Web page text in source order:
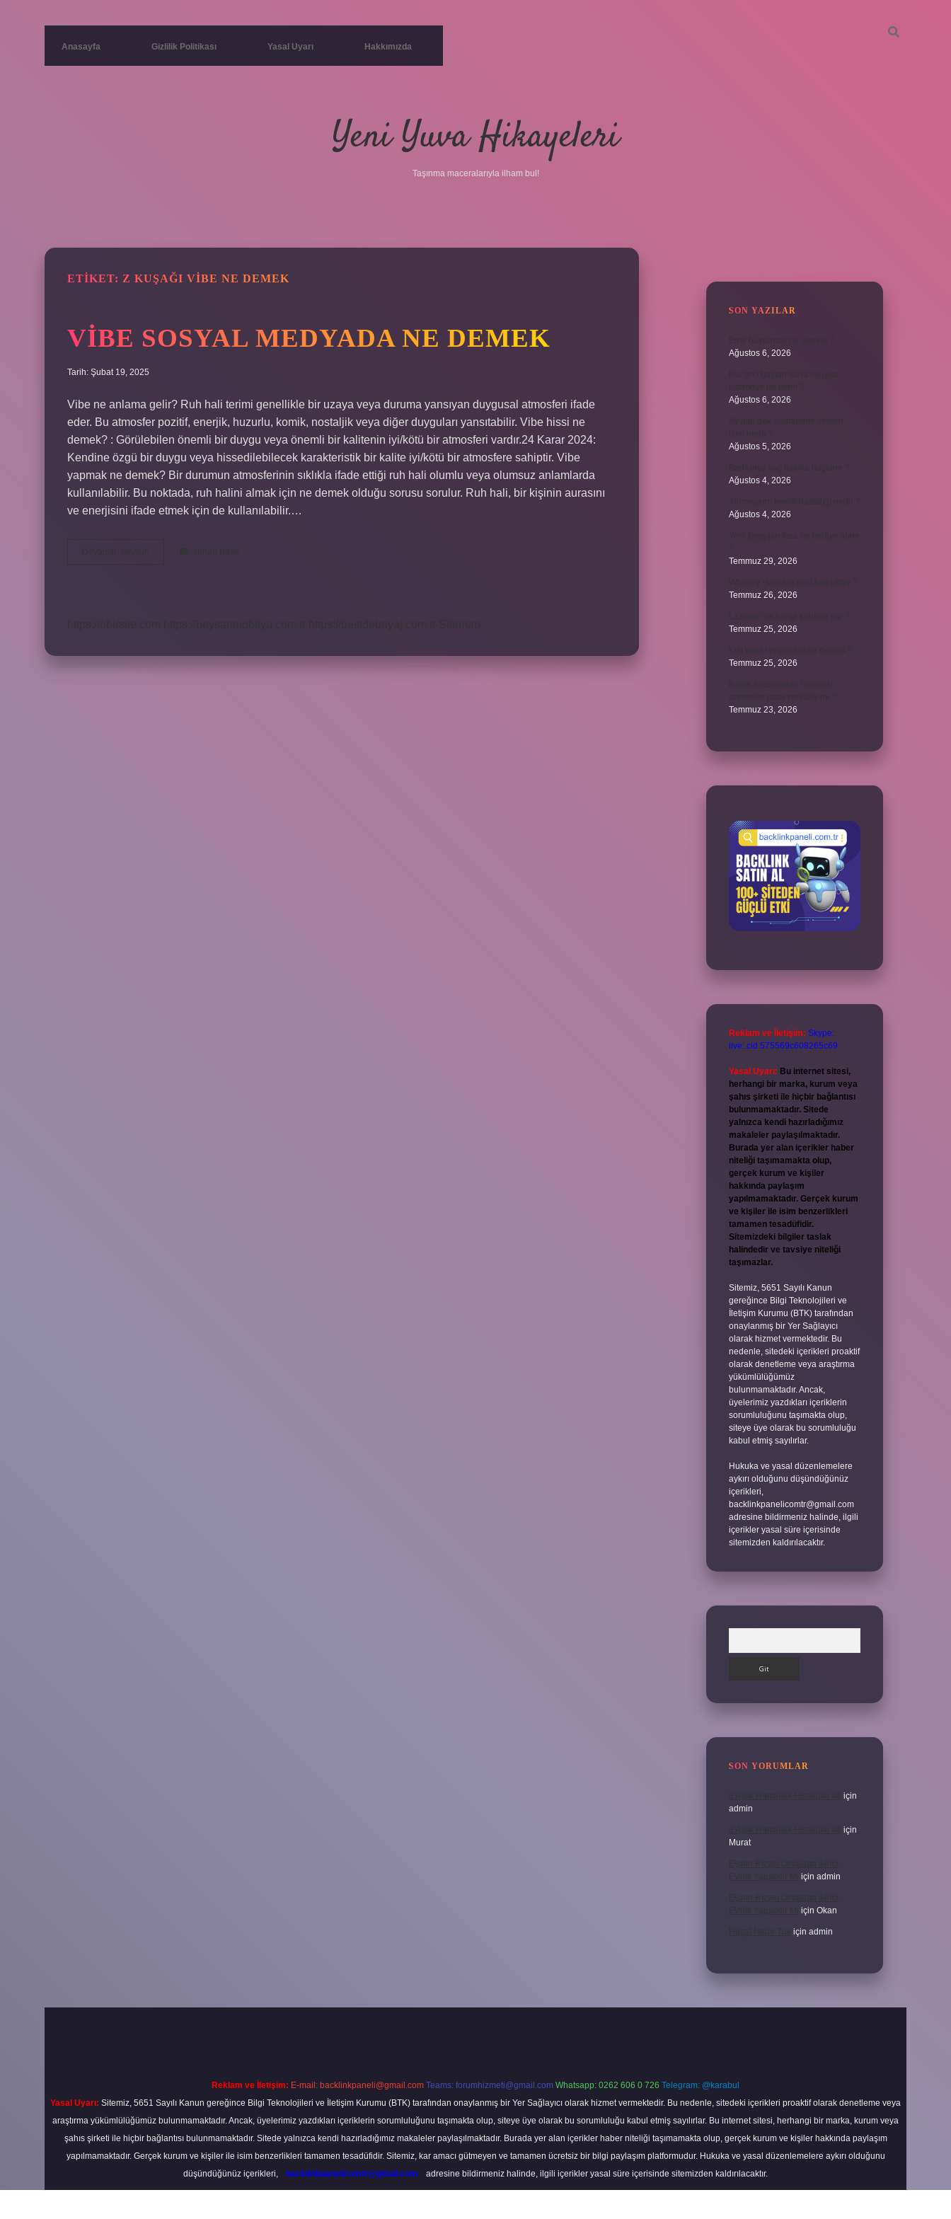
Anasayfa Gizlilik Politikası Yasal Uyarı Hakkımızda
Yeni Yuva Hikayeleri
Taşınma maceralarıyla ilham bul!
ETIKET: Z KUŞAĞI VIBE NE DEMEK
VIBE SOSYAL MEDYADA NE DEMEK
Tarih: Şubat 19, 2025
Vibe ne anlama gelir? Ruh hali terimi genellikle bir uzaya veya duruma yansıyan duygusal atmosferi ifade
eder. Bu atmosfer pozitif, enerjik, huzurlu, komik, nostaljik veya diğer duyguları yansıtabilir. Vibe hissi ne
demek? : Görülebilen önemli bir duygu veya önemli bir kalitenin iyi/kötü bir atmosferi vardır.24 Karar 2024:
Kendine özgü bir duygu veya hissedilebilecek karakteristik bir kalite iyi/kötü bir atmosfere sahiptir. Vibe
yapmak ne demek? Bir durumun atmosferinin sıklıkla ifade ettiği ruh hali olumlu veya olumsuz anlamlarda
kullanılabilir. Bu noktada, ruh halini almak için ne demek olduğu sorusu sorulur. Ruh hali, bir kişinin aurasını
ve enerjisini ifade etmek için de kullanılabilir.…
SON YAZILAR
Ağustos 6, 2026
Ağustos 6, 2026
Ağustos 5, 2026
Ağustos 4, 2026
Ağustos 4, 2026
Temmuz 29, 2026
Temmuz 26, 2026
Temmuz 25, 2026
Temmuz 25, 2026
Temmuz 23, 2026
Reklam ve İletişim: Skype:
live:.cid.575569c608265c69
Yasal Uyarı: Bu internet sitesi,
herhangi bir marka, kurum veya
şahıs şirketi ile hiçbir bağlantısı
bulunmamaktadır. Sitede
yalnızca kendi hazırladığımız
makaleler paylaşılmaktadır.
Burada yer alan içerikler haber
niteliği taşımamakta olup,
gerçek kurum ve kişiler
hakkında paylaşım
yapılmamaktadır. Gerçek kurum
ve kişiler ile isim benzerlikleri
tamamen tesadüfidir.
Sitemizdeki bilgiler taslak
halindedir ve tavsiye niteliği
taşımazlar.
Sitemiz, 5651 Sayılı Kanun
gereğince Bilgi Teknolojileri ve
İletişim Kurumu (BTK) tarafından
onaylanmış bir Yer Sağlayıcı
olarak hizmet vermektedir. Bu
nedenle, sitedeki içerikleri proaktif
olarak denetleme veya araştırma
yükümlülüğümüz
bulunmamaktadır. Ancak,
üyelerimiz yazdıkları içeriklerin
sorumluluğunu taşımakta olup,
siteye üye olarak bu sorumluluğu
kabul etmiş sayılırlar.
Hukuka ve yasal düzenlemelere
aykırı olduğunu düşündüğünüz
içerikleri,
backlinkpanelicomtr@gmail.com
adresine bildirmeniz halinde, ilgili
içerikler yasal süre içerisinde
sitemizden kaldırılacaktır.
SON YORUMLAR
3 Aylık Hamilelik Hissedilir Mi
için
admin
3 Aylık Hamilelik Hissedilir Mi için
Murat
Eşinin Rızası Olmadan Ikinci
Evlilik Yapabilir Mi için admin
Eşinin Rızası Olmadan Ikinci
Evlilik Yapabilir Mi için Okan
Haşat Nedir Tdk için admin
Reklam ve İletişim: E-mail: backlinkpaneli@gmail.com Teams: forumhizmeti@gmail.com Whatsapp: 0262 606 0 726 Telegram: @karabul
Yasal Uyarı: Sitemiz, 5651 Sayılı Kanun gereğince Bilgi Teknolojileri ve İletişim Kurumu (BTK) tarafından onaylanmış bir Yer Sağlayıcı olarak hizmet vermektedir. Bu nedenle, sitedeki içerikleri proaktif olarak denetleme veya
araştırma yükümlülüğümüz bulunmamaktadır. Ancak, üyelerimiz yazdıkları içeriklerin sorumluluğunu taşımakta olup, siteye üye olarak bu sorumluluğu kabul etmiş sayılırlar. Bu internet sitesi, herhangi bir marka, kurum veya
şahıs şirketi ile hiçbir bağlantısı bulunmamaktadır. Sitede yalnızca kendi hazırladığımız makaleler paylaşılmaktadır. Burada yer alan içerikler haber niteliği taşımamakta olup, gerçek kurum ve kişiler hakkında paylaşım
yapılmamaktadır. Gerçek kurum ve kişiler ile isim benzerlikleri tamamen tesadüfidir. Sitemiz, kar amacı gütmeyen ve tamamen ücretsiz bir bilgi paylaşım platformudur. Hukuka ve yasal düzenlemelere aykırı olduğunu
düşündüğünüz içerikleri,
backlinkpanelicomtr@gmail.com adresine bildirmeniz halinde, ilgili içerikler yasal süre içerisinde sitemizden kaldırılacaktır.